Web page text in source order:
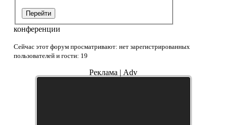
Перейти
конференции
Сейчас этот форум просматривают: нет зарегистрированных
пользователей и гости: 19
Реклама | Adv